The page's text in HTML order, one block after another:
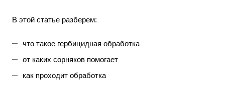
В этой статье разберем:
что такое гербицидная обработка
от каких сорняков помогает
как проходит обработка